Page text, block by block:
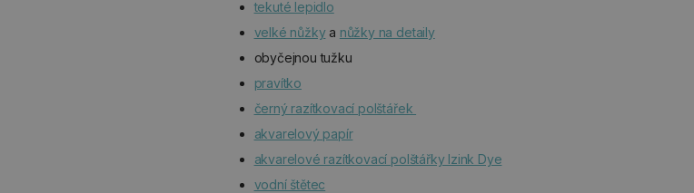
tekuté lepidlo
velké nůžkya nůžky na detaily
obyčejnou tužku
pravítko
černý razítkovací polštářek
akvarelový papír
akvarelové razítkovací polštářky Izink Dye
vodní štětec